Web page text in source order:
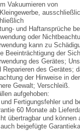
Vakuumieren von
und Haftansprüche
oder
kann zu
Beeinträchtigung der
des Gerätes;
Reparieren des Gerätes;
der Hinweise in
Gewalt; Verschleiß.
aufgehoben:
Fertigungsfehler und
60 Monate ab
übertragbar und
beigefügte